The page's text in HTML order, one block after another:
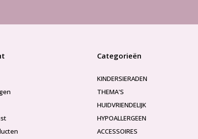
Categorieën
KINDERSIERADEN
THEMA'S
HUIDVRIENDELIJK
HYPOALLERGEEN
ACCESSOIRES